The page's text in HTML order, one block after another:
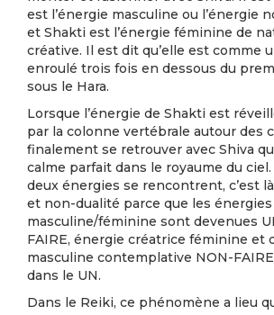
est l’énergie masculine ou l’énergie
et Shakti est l’énergie féminine de
créative. Il est dit qu’elle est comme
enroulé trois fois en dessous du
sous le Hara.
Lorsque l’énergie de Shakti est
par la colonne vertébrale autour des
finalement se retrouver avec Shiva
calme parfait dans le royaume du
deux énergies se rencontrent, c’est
et non-dualité parce que les énergies
masculine/féminine sont devenues
FAIRE, énergie créatrice féminine et
masculine contemplative NON-
dans le UN.
Dans le Reiki, ce phénomène a lieu